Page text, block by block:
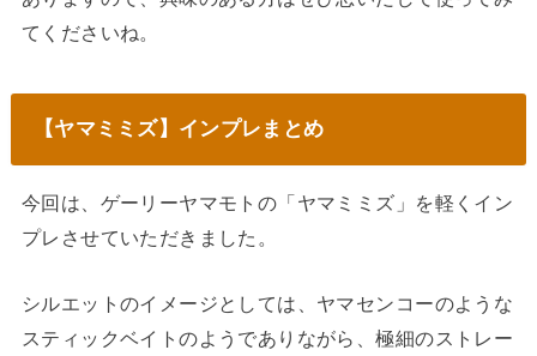
てくださいね。
【ヤマミミズ】インプレまとめ
今回は、ゲーリーヤマモトの「ヤマミミズ」を軽くイン
プレさせていただきました。
シルエットのイメージとしては、ヤマセンコーのような
スティックベイトのようでありながら、極細のストレー